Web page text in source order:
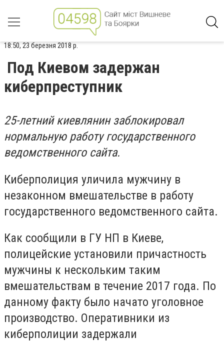
18:50, 23 березня 2018 р.
Под Киевом задержан
киберпреступник
25-летний киевлянин заблокировал
нормальную работу государственного
ведомственного сайта.
Киберполиция уличила мужчину в
незаконном вмешательстве в работу
государственного ведомственного сайта.
Как сообщили в ГУ НП в Киеве,
полицейские установили причастность
мужчины к нескольким таким
вмешательствам в течение 2017 года. По
данному факту было начато уголовное
производство. Оперативники из
киберполиции задержали